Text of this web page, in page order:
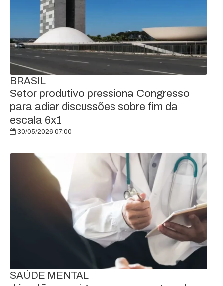
BRASIL
Setor produtivo pressiona Congresso
para adiar discussões sobre fim da
escala 6x1
30/05/2026 07:00
SAÚDE MENTAL